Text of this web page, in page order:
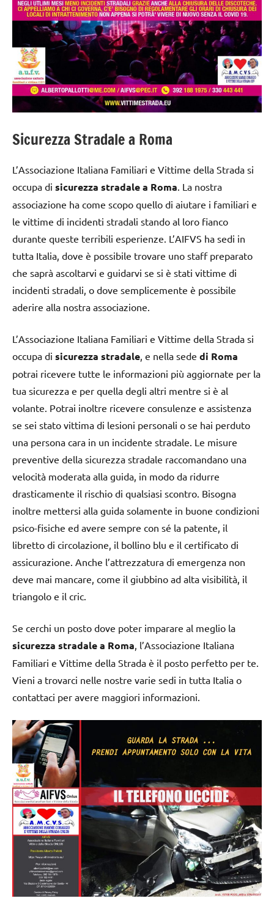
Sicurezza Stradale a Roma
L’Associazione Italiana Familiari e Vittime della Strada si
occupa di sicurezza stradale a Roma. La nostra
associazione ha come scopo quello di aiutare i familiari e
le vittime di incidenti stradali stando al loro fianco
durante queste terribili esperienze. L’AIFVS ha sedi in
tutta Italia, dove è possibile trovare uno staff preparato
che saprà ascoltarvi e guidarvi se si è stati vittime di
incidenti stradali, o dove semplicemente è possibile
aderire alla nostra associazione.
L’Associazione Italiana Familiari e Vittime della Strada si
occupa di sicurezza stradale, e nella sede di Roma
potrai ricevere tutte le informazioni più aggiornate per la
tua sicurezza e per quella degli altri mentre si è al
volante. Potrai inoltre ricevere consulenze e assistenza
se sei stato vittima di lesioni personali o se hai perduto
una persona cara in un incidente stradale. Le misure
preventive della sicurezza stradale raccomandano una
velocità moderata alla guida, in modo da ridurre
drasticamente il rischio di qualsiasi scontro. Bisogna
inoltre mettersi alla guida solamente in buone condizioni
psico-fisiche ed avere sempre con sé la patente, il
libretto di circolazione, il bollino blu e il certificato di
assicurazione. Anche l’attrezzatura di emergenza non
deve mai mancare, come il giubbino ad alta visibilità, il
triangolo e il cric.
Se cerchi un posto dove poter imparare al meglio la
sicurezza stradale a Roma, l’Associazione Italiana
Familiari e Vittime della Strada è il posto perfetto per te.
Vieni a trovarci nelle nostre varie sedi in tutta Italia o
contattaci per avere maggiori informazioni.